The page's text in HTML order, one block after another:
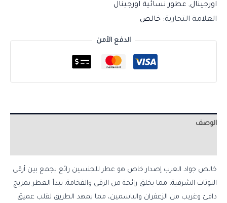
اورجينال, عطور نسائية اورجينال
العلامة التجارية: خالص
الدفع الأمن
الوصف
خالص جواد العرب إصدار خاص هو عطر للجنسين رائع يجمع بين أرقى
النوتات الشرقية، مما يخلق رائحة من الرقي والفخامة. يبدأ العطر بمزيج
دافئ وغريب من الزعفران والياسمين، مما يمهد الطريق لقلب عميق